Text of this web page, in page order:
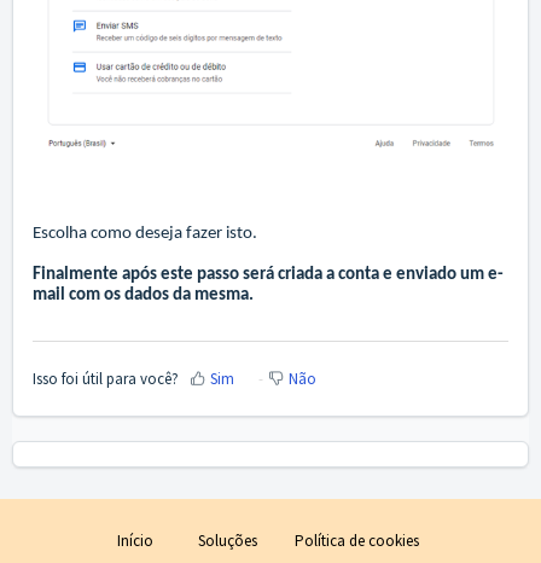
Escolha como deseja fazer isto.
Finalmente após este passo será criada a conta e enviado um e-
mail com os dados da mesma.
Isso foi útil para você? Sim Não
Início Soluções Política de cookies